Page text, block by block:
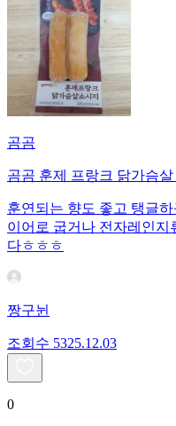
곰곰
곰곰 훈제 프랑크 닭가슴살
훈연되는 향도 좋고 탱글
이어로 굽거나 전자레인지
다ㅎㅎㅎ
짱구뉜
조회수 5325.12.03
0